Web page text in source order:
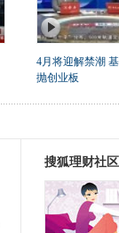
4月将迎解禁潮
抛创业板
搜狐理财社